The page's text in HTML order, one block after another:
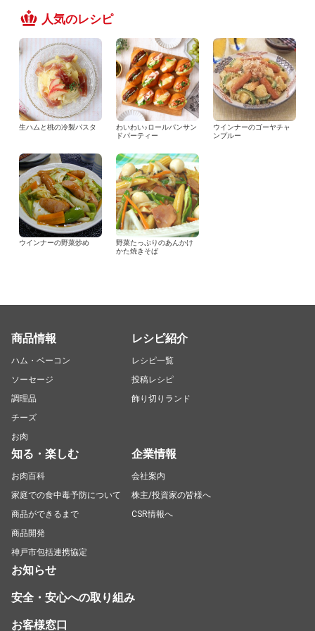
人気のレシピ
生ハムと桃の冷製パスタ
わいわい♪ロールパンサン
ドパーティー
ウインナーのゴーヤチャ
ンプルー
ウインナーの野菜炒め
野菜たっぷりのあんかけ
かた焼きそば
商品情報
ハム・ベーコン
ソーセージ
調理品
チーズ
お肉
レシピ紹介
レシピ一覧
投稿レシピ
飾り切りランド
知る・楽しむ
お肉百科
家庭での食中毒予防について
商品ができるまで
商品開発
神戸市包括連携協定
企業情報
会社案内
株主/投資家の皆様へ
CSR情報へ
お知らせ
安全・安心への取り組み
お客様窓口